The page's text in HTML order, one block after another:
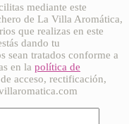
mediante este
de La Villa Aromática,
que realizas en este
dando tu
sean tratados conforme a
en la política de
acceso, rectificación,